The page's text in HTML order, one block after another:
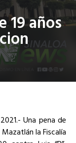
19 años
Una pena de
la Fiscalía